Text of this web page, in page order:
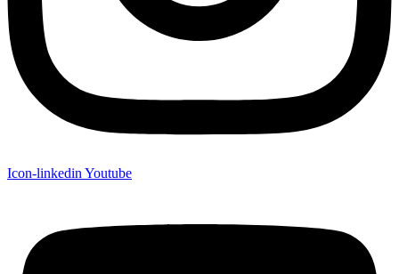
Icon-linkedin Youtube